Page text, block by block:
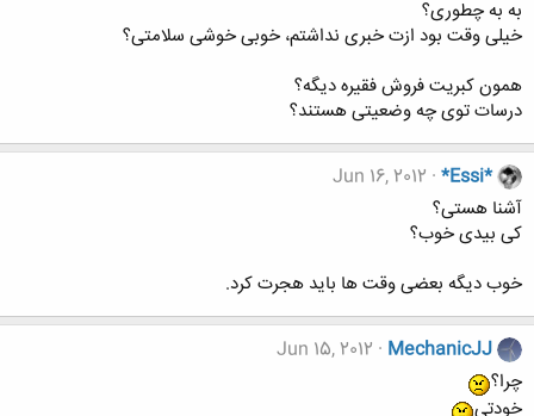
به به چطوری؟
خیلی وقت بود ازت خبری نداشتم، خوبی خوشی سلامتی؟
همون کبریت فروش فقیره دیگه؟
درسات توی چه وضعیتی هستند؟
*Essi*
Jun 16, 2012
آشنا هستی؟
کی بیدی خوب؟
خوب دیگه بعضی وقت ها باید هجرت کرد.
MechanicJJ
Jun 15, 2012
چرا؟
خودتی